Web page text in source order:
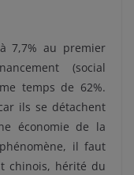
7,7% au premier
(social
temps de 62%.
ils se détachent
économie de la
il faut
chinois, hérité du